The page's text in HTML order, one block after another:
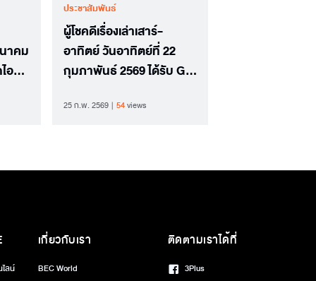
าคม
อศ
ประชาสัมพันธ์
ผู้โชคดีเรื่องเล่าเสาร์-
อาทิตย์ วันอาทิตย์ที่ 22
กุมภาพันธ์ 2569 ได้รับ Gift
25 ก.พ. 2569 54views
ลน์
เกี่ยวกับเรา
BEC World
ติดตามเราได้ที่
3Plus